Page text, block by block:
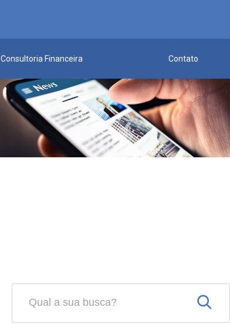
Consultoria Financeira Contato